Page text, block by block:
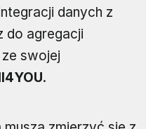
danych z
do agregacji
swojej
.